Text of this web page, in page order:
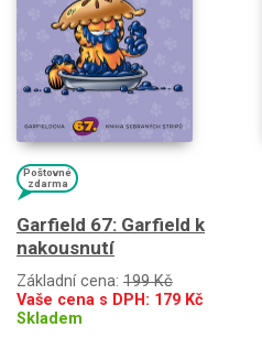
Poštovné
zdarma
Garfield 67: Garfield k
nakousnutí
Základní cena: 199 Kč
Vaše cena s DPH: 179 Kč
Skladem